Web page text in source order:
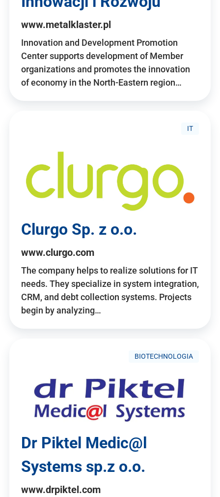
www.metalklaster.pl
Innovation and Development Promotion
Center supports development of Member
organizations and promotes the innovation
of economy in the North-Eastern region…
IT
Clurgo Sp. z o.o.
www.clurgo.com
The company helps to realize solutions for IT
needs. They specialize in system integration,
CRM, and debt collection systems. Projects
begin by analyzing…
BIOTECHNOLOGIA
Dr Piktel Medic@l
Systems sp.z o.o.
www.drpiktel.com